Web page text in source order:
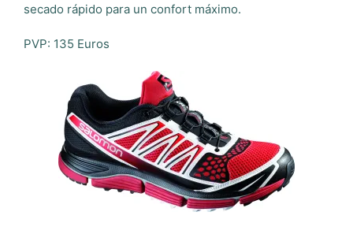
secado rápido para un confort máximo.
PVP: 135 Euros